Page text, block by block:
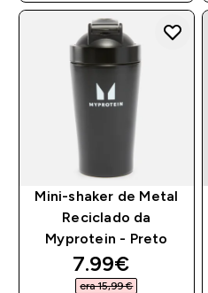
Mini-shaker de Metal
Reciclado da
Myprotein - Preto
discounted
7.99€‎
era 15,99 €‎